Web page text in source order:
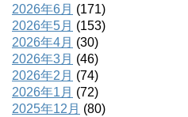
2026年6月 (171)
2026年5月 (153)
2026年4月 (30)
2026年3月 (46)
2026年2月 (74)
2026年1月 (72)
2025年12月 (80)